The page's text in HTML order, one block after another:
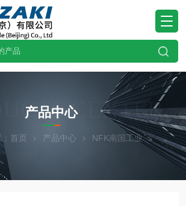
CENTER
产品中心
首页 产品中心 NFK南国工业